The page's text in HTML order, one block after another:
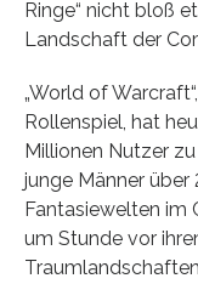
Ringe“ nicht bloß
Landschaft der
„World of
Rollenspiel, hat
Millionen Nutzer
junge Männer
Fantasiewelten im
um Stunde vor